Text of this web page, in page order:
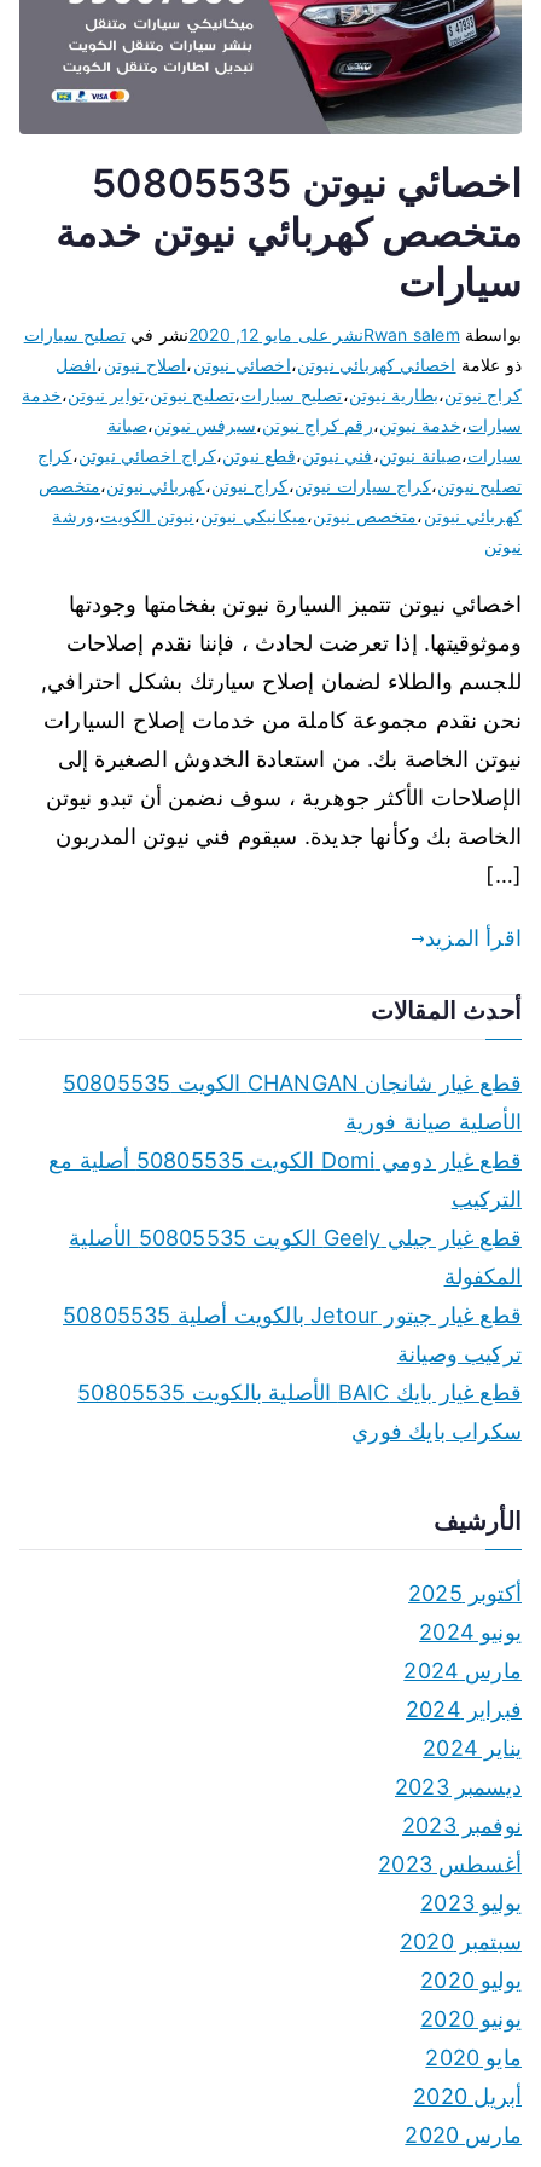
اخصائي نيوتن 50805535
متخصص كهربائي نيوتن خدمة
سيارات
بواسطة Rwan salemنشر على مايو 12, 2020 نشر فيتصليح سيارات
ذو علامة اخصائي كهربائي نيوتن،اخصائي نيوتن،اصلاح نيوتن،افضل
كراج نيوتن،بطارية نيوتن،تصليح سيارات،تصليح نيوتن،تواير نيوتن،خدمة
سيارات،خدمة نيوتن،رقم كراج نيوتن،سيرفس نيوتن،صيانة
سيارات،صيانة نيوتن،فني نيوتن،قطع نيوتن،كراج اخصائي نيوتن،كراج
تصليح نيوتن،كراج سيارات نيوتن،كراج نيوتن،كهربائي نيوتن،متخصص
كهربائي نيوتن،متخصص نيوتن،ميكانيكي نيوتن،نيوتن الكويت،ورشة
نيوتن
اخصائي نيوتن تتميز السيارة نيوتن بفخامتها وجودتها
وموثوقيتها. إذا تعرضت لحادث ، فإننا نقدم إصلاحات
للجسم والطلاء لضمان إصلاح سيارتك بشكل احترافي,
نحن نقدم مجموعة كاملة من خدمات إصلاح السيارات
نيوتن الخاصة بك. من استعادة الخدوش الصغيرة إلى
الإصلاحات الأكثر جوهرية ، سوف نضمن أن تبدو نيوتن
الخاصة بك وكأنها جديدة. سيقوم فني نيوتن المدربون
[…]
اقرأ المزيد
أحدث المقالات
قطع غيار شانجان CHANGAN الكويت 50805535
الأصلية صيانة فورية
قطع غيار دومي Domi الكويت 50805535 أصلية مع
التركيب
قطع غيار جيلي Geely الكويت 50805535 الأصلية
المكفولة
قطع غيار جيتور Jetour بالكويت أصلية 50805535
تركيب وصيانة
قطع غيار بايك BAIC الأصلية بالكويت 50805535
سكراب بايك فوري
الأرشيف
أكتوبر 2025
يونيو 2024
مارس 2024
فبراير 2024
يناير 2024
ديسمبر 2023
نوفمبر 2023
أغسطس 2023
يوليو 2023
سبتمبر 2020
يوليو 2020
يونيو 2020
مايو 2020
أبريل 2020
مارس 2020